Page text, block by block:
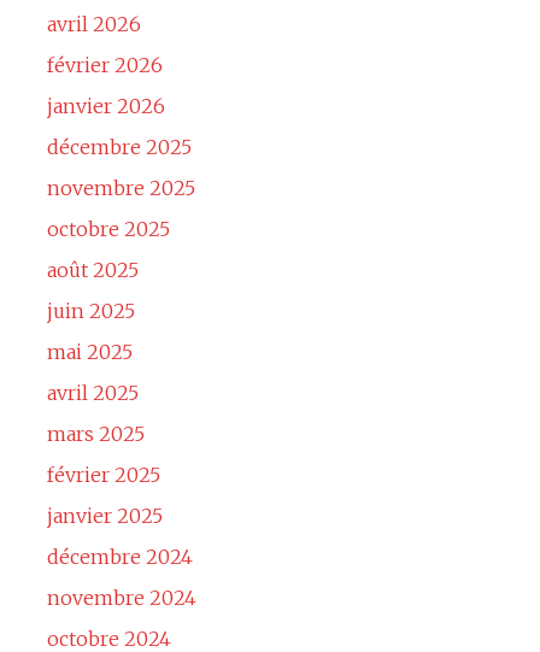
avril 2026
février 2026
janvier 2026
décembre 2025
novembre 2025
octobre 2025
août 2025
juin 2025
mai 2025
avril 2025
mars 2025
février 2025
janvier 2025
décembre 2024
novembre 2024
octobre 2024